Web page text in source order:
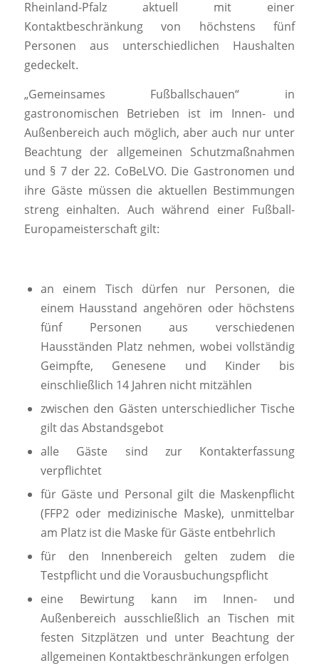
Rheinland-Pfalz aktuell mit einer
Kontaktbeschränkung von höchstens fünf
Personen aus unterschiedlichen Haushalten
gedeckelt.
„Gemeinsames Fußballschauen“ in
gastronomischen Betrieben ist im Innen- und
Außenbereich auch möglich, aber auch nur unter
Beachtung der allgemeinen Schutzmaßnahmen
und § 7 der 22. CoBeLVO. Die Gastronomen und
ihre Gäste müssen die aktuellen Bestimmungen
streng einhalten. Auch während einer Fußball-
Europameisterschaft gilt:
an einem Tisch dürfen nur Personen, die
einem Hausstand angehören oder höchstens
fünf Personen aus verschiedenen
Hausständen Platz nehmen, wobei vollständig
Geimpfte, Genesene und Kinder bis
einschließlich 14 Jahren nicht mitzählen
zwischen den Gästen unterschiedlicher Tische
gilt das Abstandsgebot
alle Gäste sind zur Kontakterfassung
verpflichtet
für Gäste und Personal gilt die Maskenpflicht
(FFP2 oder medizinische Maske), unmittelbar
am Platz ist die Maske für Gäste entbehrlich
für den Innenbereich gelten zudem die
Testpflicht und die Vorausbuchungspflicht
eine Bewirtung kann im Innen- und
Außenbereich ausschließlich an Tischen mit
festen Sitzplätzen und unter Beachtung der
allgemeinen Kontaktbeschränkungen erfolgen